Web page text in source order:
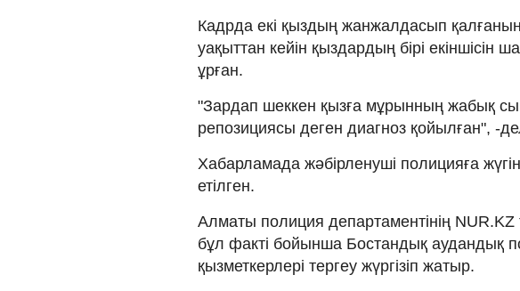
Кадрда екі қыздың жанжалдасып
уақыттан кейін қыздардың бірі екіншісін
ұрған.
"Зардап шеккен қызға мұрынның жабық
репозициясы деген диагноз қойылған", -
Хабарламада жәбірленуші полицияға
етілген.
Алматы полиция департаментінің NUR.KZ
бұл факті бойынша Бостандық аудандық
қызметкерлері тергеу жүргізіп жатыр.